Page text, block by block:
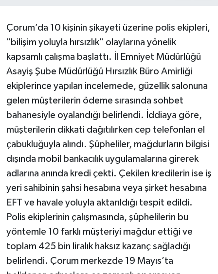
Çorum’da 10 kişinin şikayeti üzerine polis ekipleri,
"bilişim yoluyla hırsızlık" olaylarına yönelik
kapsamlı çalışma başlattı. İl Emniyet Müdürlüğü
Asayiş Şube Müdürlüğü Hırsızlık Büro Amirliği
ekiplerince yapılan incelemede, güzellik salonuna
gelen müşterilerin ödeme sırasında sohbet
bahanesiyle oyalandığı belirlendi. İddiaya göre,
müşterilerin dikkati dağıtılırken cep telefonları el
çabukluğuyla alındı. Şüpheliler, mağdurların bilgisi
dışında mobil bankacılık uygulamalarına girerek
adlarına anında kredi çekti. Çekilen kredilerin ise iş
yeri sahibinin şahsi hesabına veya şirket hesabına
EFT ve havale yoluyla aktarıldığı tespit edildi.
Polis ekiplerinin çalışmasında, şüphelilerin bu
yöntemle 10 farklı müşteriyi mağdur ettiği ve
toplam 425 bin liralık haksız kazanç sağladığı
belirlendi. Çorum merkezde 19 Mayıs’ta
MAGAZİN